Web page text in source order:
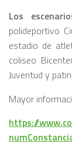
Los
polideportivo
estadio de
coliseo
Juventud y
Mayor
https://